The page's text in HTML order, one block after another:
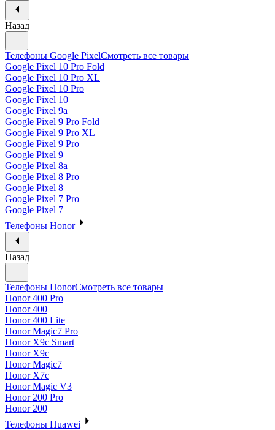
Назад
Телефоны Google PixelСмотреть все товары
Google Pixel 10 Pro Fold
Google Pixel 10 Pro XL
Google Pixel 10 Pro
Google Pixel 10
Google Pixel 9a
Google Pixel 9 Pro Fold
Google Pixel 9 Pro XL
Google Pixel 9 Pro
Google Pixel 9
Google Pixel 8a
Google Pixel 8 Pro
Google Pixel 8
Google Pixel 7 Pro
Google Pixel 7
Телефоны Honor
Назад
Телефоны HonorСмотреть все товары
Honor 400 Pro
Honor 400
Honor 400 Lite
Honor Magic7 Pro
Honor X9c Smart
Honor X9c
Honor Magic7
Honor X7c
Honor Magic V3
Honor 200 Pro
Honor 200
Телефоны Huawei